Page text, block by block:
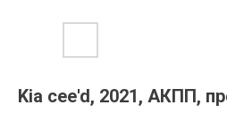
Kia cee'd, 2021, АКПП,